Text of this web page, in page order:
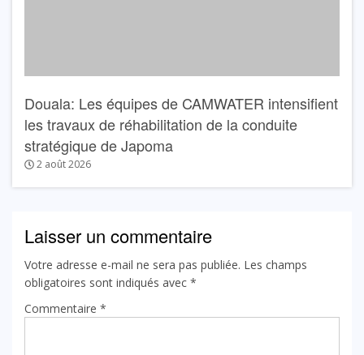
Douala: Les équipes de CAMWATER intensifient
les travaux de réhabilitation de la conduite
stratégique de Japoma
2 août 2026
Laisser un commentaire
Votre adresse e-mail ne sera pas publiée. Les champs
obligatoires sont indiqués avec *
Commentaire *